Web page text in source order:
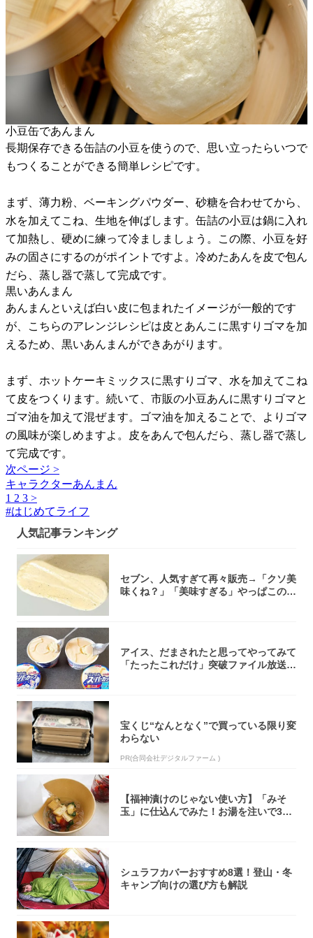
小豆缶であんまん
長期保存できる缶詰の小豆を使うので、思い立ったらいつで
もつくることができる簡単レシピです。
まず、薄力粉、ベーキングパウダー、砂糖を合わせてから、
水を加えてこね、生地を伸ばします。缶詰の小豆は鍋に入れ
て加熱し、硬めに練って冷ましましょう。この際、小豆を好
みの固さにするのがポイントですよ。冷めたあんを皮で包ん
だら、蒸し器で蒸して完成です。
黒いあんまん
あんまんといえば白い皮に包まれたイメージが一般的です
が、こちらのアレンジレシピは皮とあんこに黒すりゴマを加
えるため、黒いあんまんができあがります。
まず、ホットケーキミックスに黒すりゴマ、水を加えてこね
て皮をつくります。続いて、市販の小豆あんに黒すりゴマと
ゴマ油を加えて混ぜます。ゴマ油を加えることで、よりゴマ
の風味が楽しめますよ。皮をあんで包んだら、蒸し器で蒸し
て完成です。
次ページ >
キャラクターあんまん
1 2 3 >
#はじめてライフ
人気記事ランキング
セブン、人気すぎて再々販売→「クソ美
味くね？」「美味すぎる」やっぱこのク
アイス、だまされたと思ってやってみて
「たったこれだけ」突破ファイル放送で
宝くじ“なんとなく”で買っている限り変
わらない
PR(合同会社デジタルファーム )
【福神漬けのじゃない使い方】「みそ
玉」に仕込んでみた！お湯を注いで30
シュラフカバーおすすめ8選！登山・冬
キャンプ向けの選び方も解説